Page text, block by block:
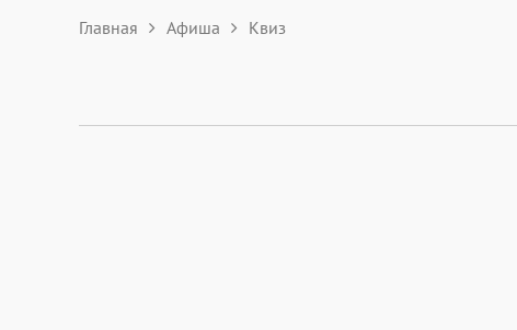
Главная Афиша Квиз